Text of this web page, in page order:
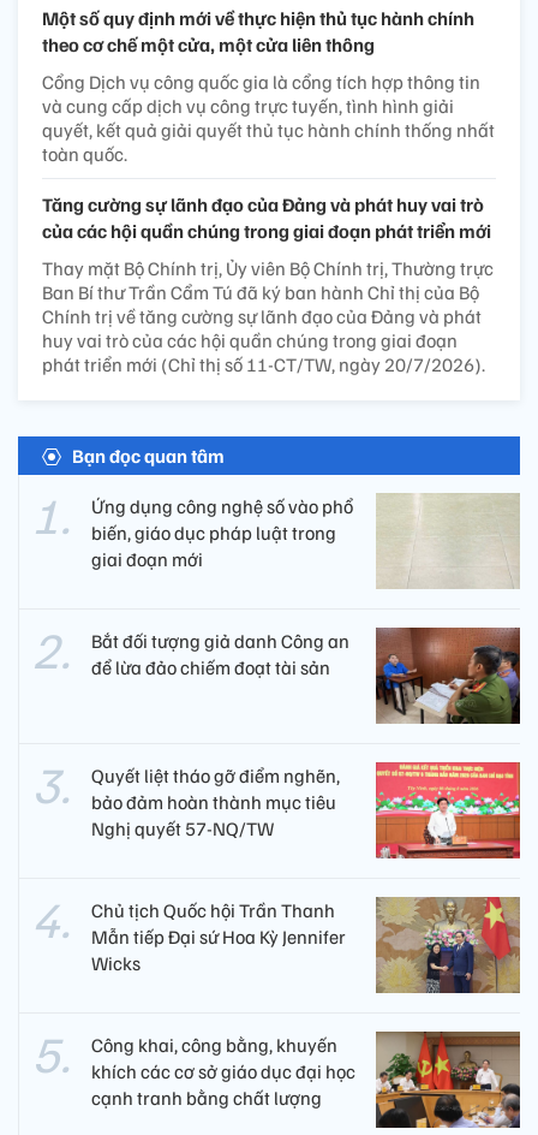
Một số quy định mới về thực hiện thủ tục hành chính
theo cơ chế một cửa, một cửa liên thông
Cổng Dịch vụ công quốc gia là cổng tích hợp thông tin
và cung cấp dịch vụ công trực tuyến, tình hình giải
quyết, kết quả giải quyết thủ tục hành chính thống nhất
toàn quốc.
Tăng cường sự lãnh đạo của Đảng và phát huy vai trò
của các hội quần chúng trong giai đoạn phát triển mới
Thay mặt Bộ Chính trị, Ủy viên Bộ Chính trị, Thường trực
Ban Bí thư Trần Cẩm Tú đã ký ban hành Chỉ thị của Bộ
Chính trị về tăng cường sự lãnh đạo của Đảng và phát
huy vai trò của các hội quần chúng trong giai đoạn
phát triển mới (Chỉ thị số 11-CT/TW, ngày 20/7/2026).
Bạn đọc quan tâm
Ứng dụng công nghệ số vào phổ
biến, giáo dục pháp luật trong
giai đoạn mới
Bắt đối tượng giả danh Công an
để lừa đảo chiếm đoạt tài sản
Quyết liệt tháo gỡ điểm nghẽn,
bảo đảm hoàn thành mục tiêu
Nghị quyết 57-NQ/TW
Chủ tịch Quốc hội Trần Thanh
Mẫn tiếp Đại sứ Hoa Kỳ Jennifer
Wicks
Công khai, công bằng, khuyến
khích các cơ sở giáo dục đại học
cạnh tranh bằng chất lượng​